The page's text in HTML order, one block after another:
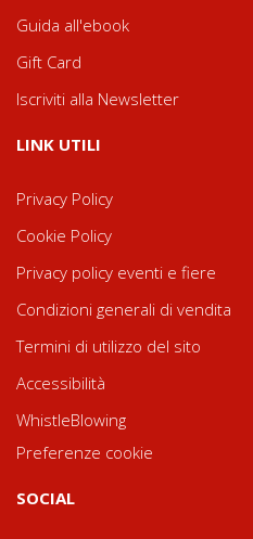
Guida all'ebook
Gift Card
Iscriviti alla Newsletter
LINK UTILI
Privacy Policy
Cookie Policy
Privacy policy eventi e fiere
Condizioni generali di vendita
Termini di utilizzo del sito
Accessibilità
WhistleBlowing
Preferenze cookie
SOCIAL